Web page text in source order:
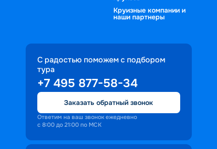
путевку в путешествие, которое
продлится более 10 дней. Решать
Круизные компании и
наши партнеры
С радостью поможем с подбором
тура
+7 495 877-58-34
Заказать обратный звонок
Ответим на ваш звонок ежедневно
с 8:00 до 21:00 по МСК